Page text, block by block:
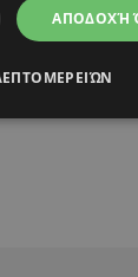
ΑΠΟΔΟΧΉ